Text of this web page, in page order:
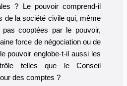
? Le pouvoir comprend-il
de la société civile qui, même
cooptées par le pouvoir,
force de négociation ou de
pouvoir englobe-t-il aussi les
telles que le Conseil
des comptes ?